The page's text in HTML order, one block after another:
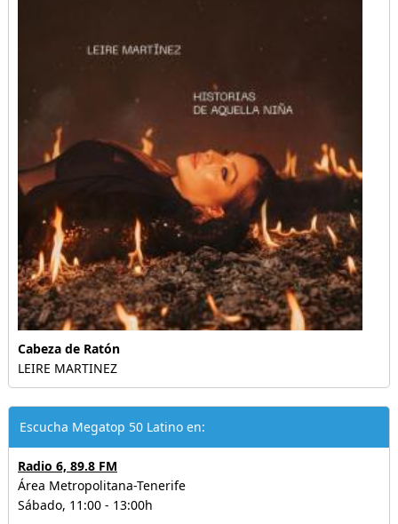
Cabeza de Ratón
LEIRE MARTINEZ
Escucha Megatop 50 Latino en:
Radio 6, 89.8 FM
Área Metropolitana-Tenerife
Sábado, 11:00 - 13:00h